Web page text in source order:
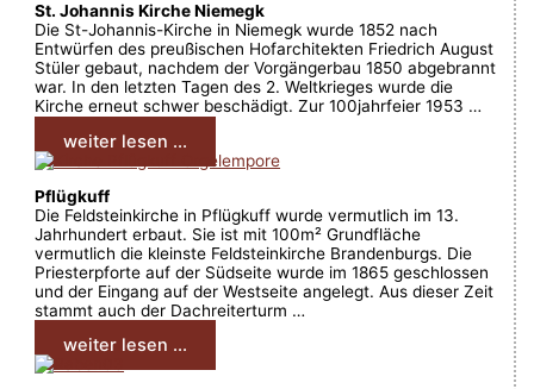
St. Johannis Kirche Niemegk
Die St-Johannis-Kirche in Niemegk wurde 1852 nach
Entwürfen des preußischen Hofarchitekten Friedrich August
Stüler gebaut, nachdem der Vorgängerbau 1850 abgebrannt
war. In den letzten Tagen des 2. Weltkrieges wurde die
Kirche erneut schwer beschädigt. Zur 100jahrfeier 1953 …
weiter lesen ...
Pflügkuff
Die Feldsteinkirche in Pflügkuff wurde vermutlich im 13.
Jahrhundert erbaut. Sie ist mit 100m² Grundfläche
vermutlich die kleinste Feldsteinkirche Brandenburgs. Die
Priesterpforte auf der Südseite wurde im 1865 geschlossen
und der Eingang auf der Westseite angelegt. Aus dieser Zeit
stammt auch der Dachreiterturm …
weiter lesen ...